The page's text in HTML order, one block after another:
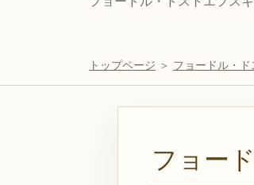
トップページ ＞ フョードル・
フョー